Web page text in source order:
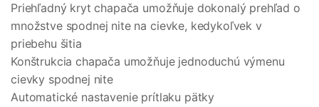
Priehľadný kryt chapača umožňuje dokonalý prehľad o
množstve spodnej nite na cievke, kedykoľvek v
priebehu šitia
Konštrukcia chapača umožňuje jednoduchú výmenu
cievky spodnej nite
Automatické nastavenie prítlaku pätky